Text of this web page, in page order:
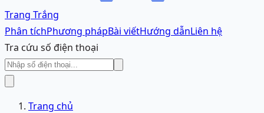
Trang Trắng
Phân tíchPhương phápBài viếtHướng dẫnLiên hệ
Tra cứu số điện thoại
Trang chủ